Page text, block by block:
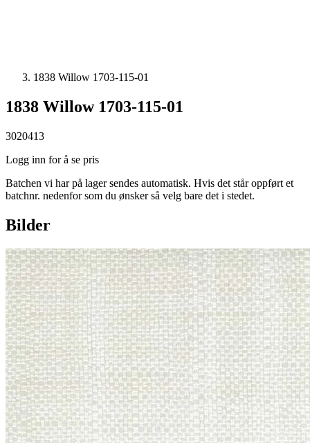
1838 Willow 1703-115-01
1838 Willow 1703-115-01
3020413
Logg inn for å se pris
Batchen vi har på lager sendes automatisk. Hvis det står oppført et
batchnr. nedenfor som du ønsker så velg bare det i stedet.
Bilder